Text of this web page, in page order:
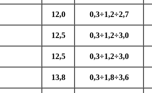
12,0 0,3÷1,2÷2,7
12,5 0,3÷1,2÷3,0
12,5 0,3÷1,2÷3,0
13,8 0,3÷1,8÷3,6